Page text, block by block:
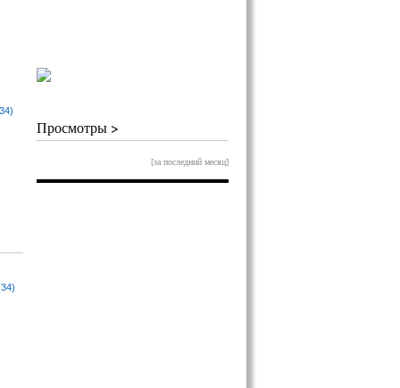
Просмотры >
[за последний месяц]